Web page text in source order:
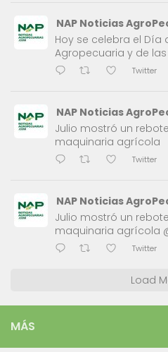
NAP Noticias
Hoy se celebra el Día
Agropecuaria y de
Twitter
NAP Noticias
Julio mostró un
maquinaria agrícola
Twitter
NAP Noticias
Julio mostró un
maquinaria agrícola
Twitter
Load
MÁS